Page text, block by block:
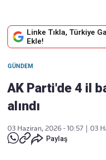
Linke Tıkla, Türkiye
Ekle!
GÜNDEM
AK Parti'de 4 il
alındı
03 Haziran, 2026 - 10:57
03
Paylaş